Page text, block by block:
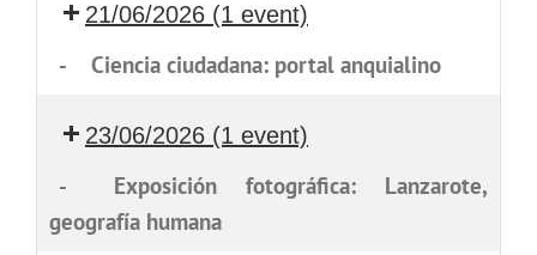
21/06/2026 (1 event)
- Ciencia ciudadana: portal anquialino
23/06/2026 (1 event)
-
Exposición fotográfica: Lanzarote,
geografía humana